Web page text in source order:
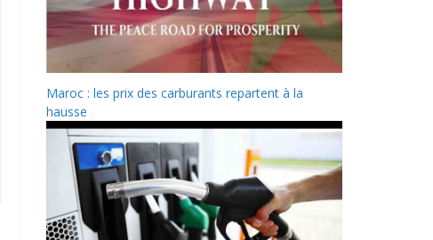
Maroc : les prix des carburants repartent à la
hausse